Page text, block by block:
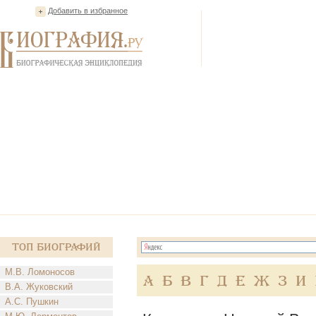
Добавить в избранное
Топ Биографий
М.В. Ломоносов
В.А. Жуковский
А.С. Пушкин
А Б В Г Д Е Ж З И